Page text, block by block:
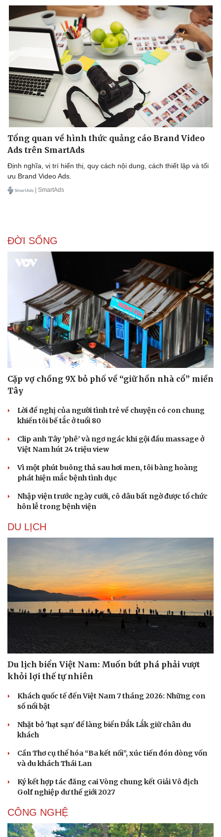
Sản phụ khoa
Nhi khoa
Làm đẹp - giảm cân
Phòng mạch online
Ăn sạch sống khỏe
Tổng quan về hình thức quảng cáo Brand Video
Ads trên SmartAds
Định nghĩa, vị trí hiển thị, quy cách nội dung, cách thiết lập và tối
ưu Brand Video Ads.
| SmartAds
ĐỜI SỐNG
Cặp vợ chồng 9X bỏ phố về “giữ hồn nhà cổ” miền
Tây
Lời đề nghị của người tình trẻ về chuyện có con chung
khiến tôi bế tắc ở tuổi 80
Clip anh Tây 'phê' và ngơ ngác khi gội đầu massage ở
Việt Nam hút 24 triệu view
Vì một phút buông thả sau hơi men, tôi bàng hoàng
phát hiện mắc bệnh tình dục
Nhập viện trước ngày cưới, cô dâu bất ngờ được tổ chức
hôn lễ trong bệnh viện
DU LỊCH
Du lịch biển Việt Nam: Muốn bứt phá phải vượt
khỏi lợi thế tự nhiên
Khách quốc tế đến Việt Nam 7 tháng 2026: Những con
số nổi bật
Nhặt bỏ 'hạt sạn' để làng biển Đắk Lắk giữ chân du
khách
Cần Thơ cụ thể hóa “Ba kết nối”, xúc tiến đón dòng vốn
và du khách Thái Lan
Ký kết hợp tác đăng cai Vòng chung kết Giải Vô địch
Golf nghiệp dư thế giới 2027
CÔNG NGHỆ